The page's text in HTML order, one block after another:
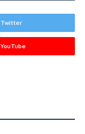
Twitter
YouTube